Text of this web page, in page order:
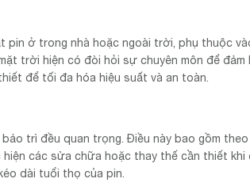
ở trong nhà hoặc ngoài trời, phụ thuộc
trời hiện có đòi hỏi sự chuyên môn để đảm
để tối đa hóa hiệu suất và an toàn.
trì đều quan trọng. Điều này bao gồm
các sửa chữa hoặc thay thế cần thiết khi
dài tuổi thọ của pin.